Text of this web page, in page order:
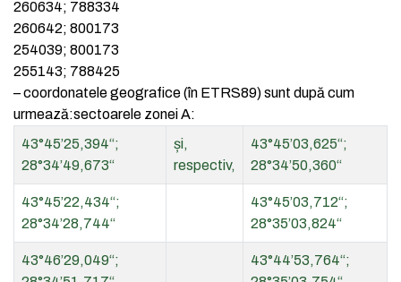
260634; 788334
260642; 800173
254039; 800173
255143; 788425
–coordonatele geografice (în ETRS89) sunt după cum
urmează:sectoarele zonei A:
43°45’25,394“;
28°34’49,673“
și,
respectiv,
43°45’03,625“;
28°34’50,360“
43°45’22,434“;
28°34’28,744“
43°45’03,712“;
28°35’03,824“
43°46’29,049“;
43°44’53,764“;